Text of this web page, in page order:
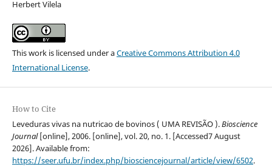
Herbert Vilela
This work is licensed under aCreative Commons Attribution 4.0
International License.
How to Cite
Leveduras vivas na nutricao de bovinos ( UMA REVISÃO ).Bioscience
Journal[online], 2006. [online], vol. 20, no. 1. [Accessed7 August
2026]. Available from:
https://seer.ufu.br/index.php/biosciencejournal/article/view/6502.